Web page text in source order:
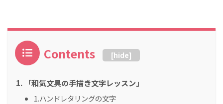
Contents [hide]
「和気文具の手描き文字レッスン」
1.ハンドレタリングの文字